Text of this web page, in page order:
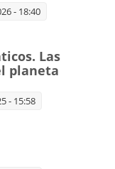
- 18:40
Las
planeta
- 15:58